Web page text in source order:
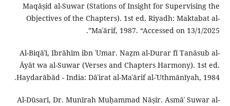
Maqāṣid al-Suwar (Stations of Insight for Supervising the
Objectives of the Chapters). 1st ed. Riyadh: Maktabat al-
Maʿārif, 1987. “Accessed on 13/1/2025”.
Al-Biqāʿī, Ibrāhīm ibn ʿUmar. Naẓm al-Durar fī Tanāsub al-
Āyāt wa al-Suwar (Verses and Chapters Harmony). 1st ed.
Haydarābād - India: Dāʾirat al-Maʿārif al-ʿUthmānīyah, 1984.
Al-Dūsarī, Dr. Munīrah Muḥammad Nāṣir. Asmāʾ Suwar al-